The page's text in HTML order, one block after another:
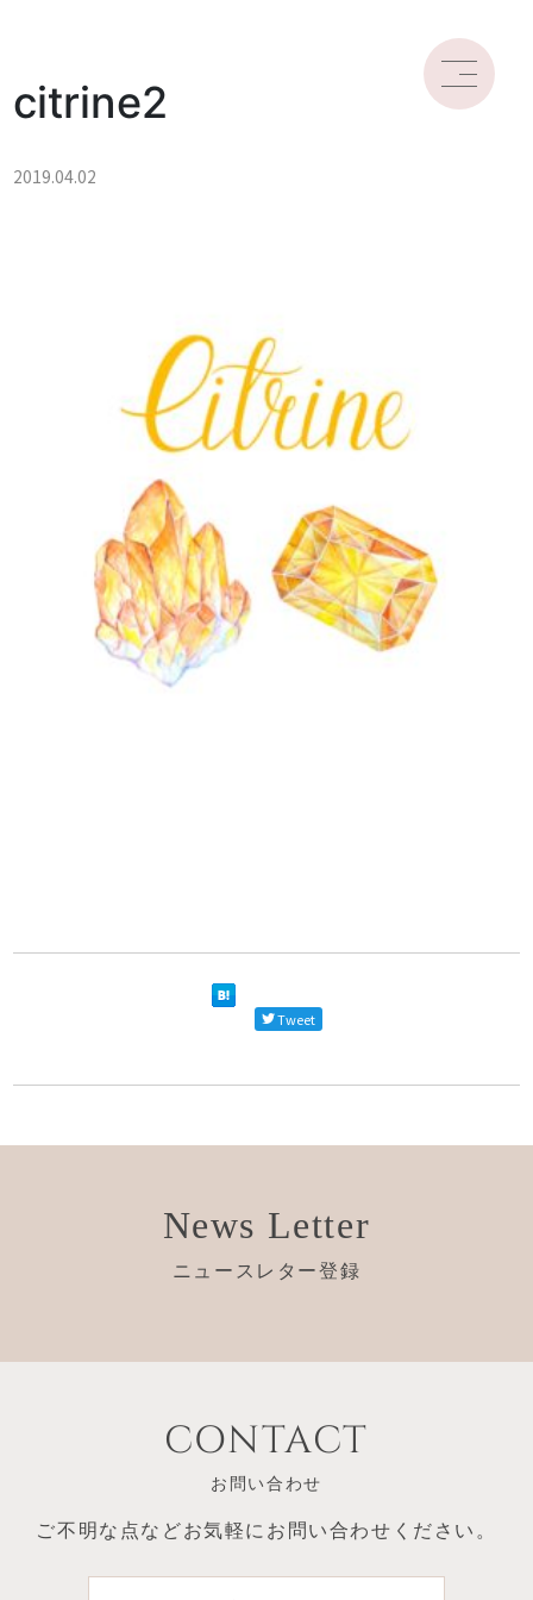
citrine2
2019.04.02
Tweet
News Letter
ニュースレター登録
CONTACT
お問い合わせ
ご不明な点などお気軽にお問い合わせください。